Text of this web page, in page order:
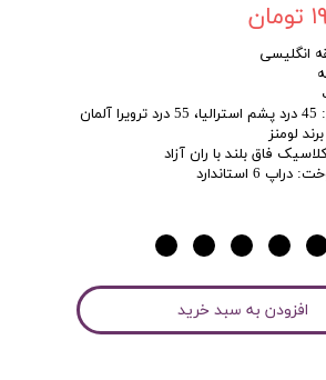
انگلیسی
لومنز
فاق بلند با ران آزاد
6 استاندارد
افزودن به سبد خرید